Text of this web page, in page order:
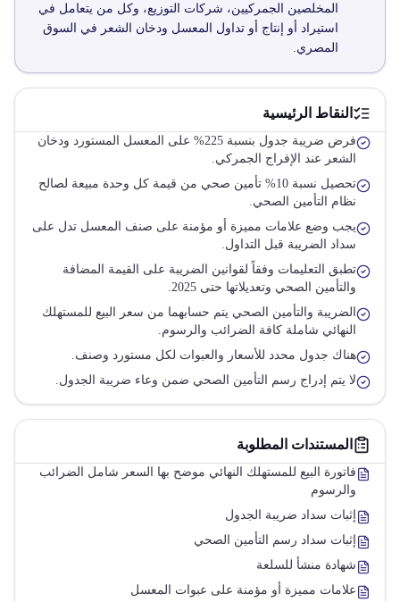
المخلصين الجمركيين، شركات التوزيع، وكل من يتعامل في
استيراد أو إنتاج أو تداول المعسل ودخان الشعر في السوق
المصري.
النقاط الرئيسية
فرض ضريبة جدول بنسبة 225% على المعسل المستورد ودخان
الشعر عند الإفراج الجمركي.
تحصيل نسبة 10% تأمين صحي من قيمة كل وحدة مبيعة لصالح
نظام التأمين الصحي.
يجب وضع علامات مميزة أو مؤمنة على صنف المعسل تدل على
سداد الضريبة قبل التداول.
تطبق التعليمات وفقاً لقوانين الضريبة على القيمة المضافة
والتأمين الصحي وتعديلاتها حتى 2025.
الضريبة والتأمين الصحي يتم حسابهما من سعر البيع للمستهلك
النهائي شاملة كافة الضرائب والرسوم.
هناك جدول محدد للأسعار والعبوات لكل مستورد وصنف.
لا يتم إدراج رسم التأمين الصحي ضمن وعاء ضريبة الجدول.
المستندات المطلوبة
فاتورة البيع للمستهلك النهائي موضح بها السعر شامل الضرائب
والرسوم
إثبات سداد ضريبة الجدول
إثبات سداد رسم التأمين الصحي
شهادة منشأ للسلعة
علامات مميزة أو مؤمنة على عبوات المعسل